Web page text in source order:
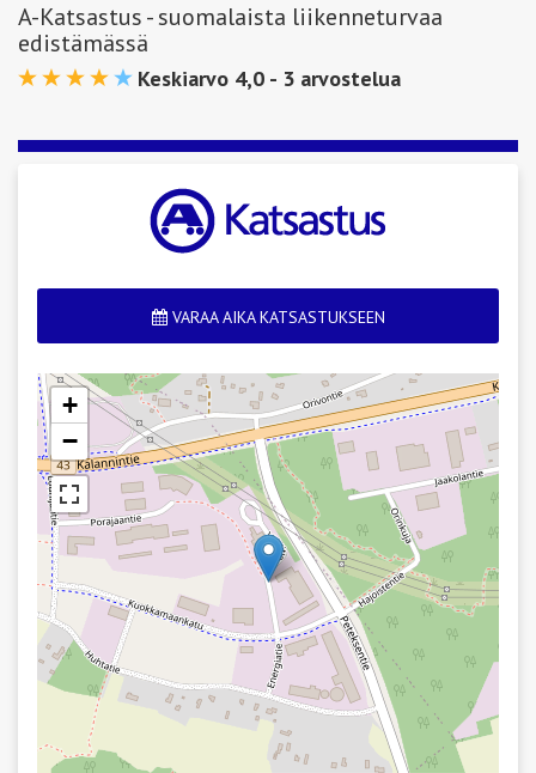
A-Katsastus - suomalaista liikenneturvaa
edistämässä
Keskiarvo 4,0 - 3 arvostelua
VARAA AIKA KATSASTUKSEEN
+
−